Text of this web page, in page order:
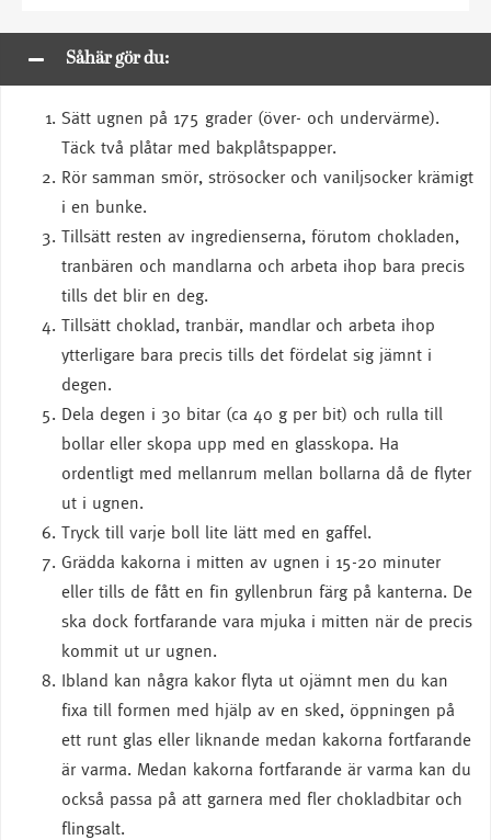
Såhär gör du:
Sätt ugnen på 175 grader (över- och undervärme).
Täck två plåtar med bakplåtspapper.
Rör samman smör, strösocker och vaniljsocker krämigt
i en bunke.
Tillsätt resten av ingredienserna, förutom chokladen,
tranbären och mandlarna och arbeta ihop bara precis
tills det blir en deg.
Tillsätt choklad, tranbär, mandlar och arbeta ihop
ytterligare bara precis tills det fördelat sig jämnt i
degen.
Dela degen i 30 bitar (ca 40 g per bit) och rulla till
bollar eller skopa upp med en glasskopa. Ha
ordentligt med mellanrum mellan bollarna då de flyter
ut i ugnen.
Tryck till varje boll lite lätt med en gaffel.
Grädda kakorna i mitten av ugnen i 15-20 minuter
eller tills de fått en fin gyllenbrun färg på kanterna. De
ska dock fortfarande vara mjuka i mitten när de precis
kommit ut ur ugnen.
Ibland kan några kakor flyta ut ojämnt men du kan
fixa till formen med hjälp av en sked, öppningen på
ett runt glas eller liknande medan kakorna fortfarande
är varma. Medan kakorna fortfarande är varma kan du
också passa på att garnera med fler chokladbitar och
flingsalt.